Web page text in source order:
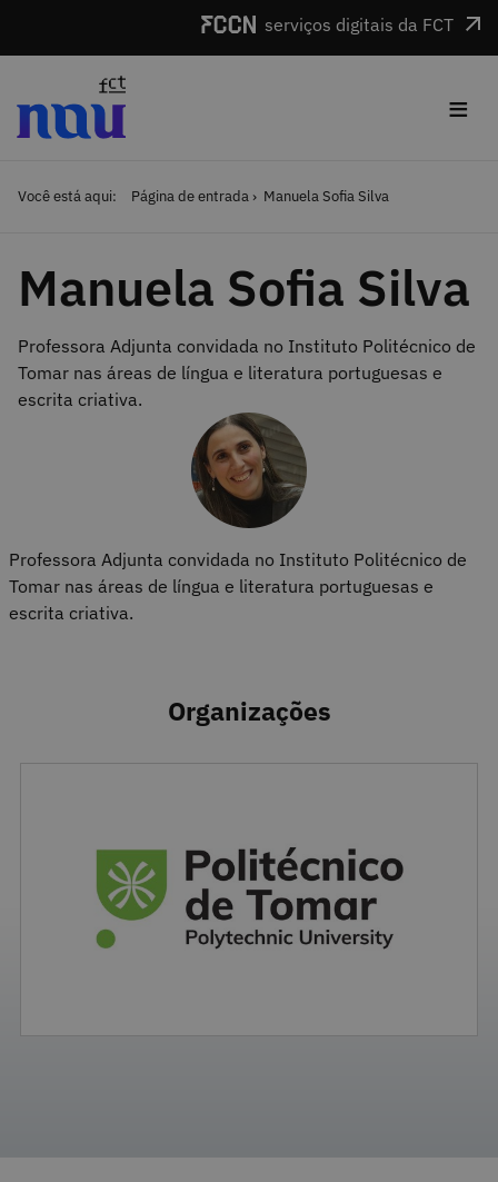
serviços digitais da FCT
≡
Você está aqui: Página de entrada Manuela Sofia Silva
Manuela Sofia Silva
Professora Adjunta convidada no Instituto Politécnico de
Tomar nas áreas de língua e literatura portuguesas e
escrita criativa.
Professora Adjunta convidada no Instituto Politécnico de
Tomar nas áreas de língua e literatura portuguesas e
escrita criativa.
Organizações